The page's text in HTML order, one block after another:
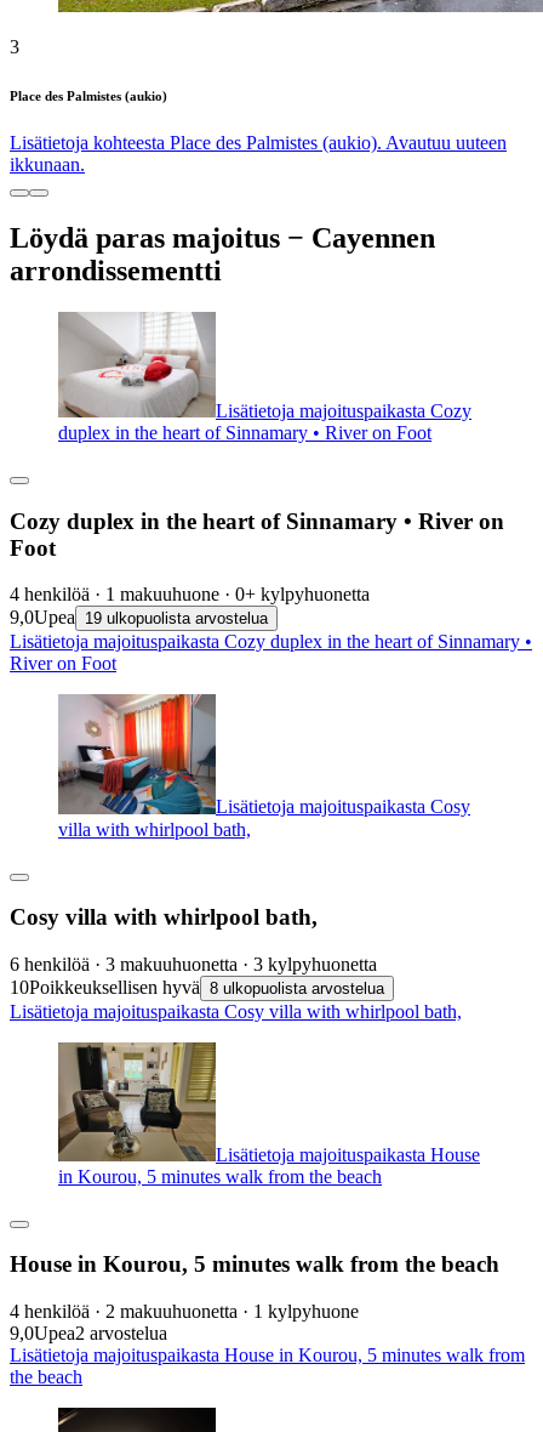
3
Place des Palmistes (aukio)
Lisätietoja kohteesta Place des Palmistes (aukio). Avautuu uuteen
ikkunaan.
Löydä paras majoitus − Cayennen
arrondissementti
Lisätietoja majoituspaikasta Cozy
duplex in the heart of Sinnamary • River on Foot
Cozy duplex in the heart of Sinnamary • River on
Foot
4 henkilöä · 1 makuuhuone · 0+ kylpyhuonetta
9,0Upea 19 ulkopuolista arvostelua
Lisätietoja majoituspaikasta Cozy duplex in the heart of Sinnamary •
River on Foot
Lisätietoja majoituspaikasta Cosy
villa with whirlpool bath,
Cosy villa with whirlpool bath,
6 henkilöä · 3 makuuhuonetta · 3 kylpyhuonetta
10Poikkeuksellisen hyvä 8 ulkopuolista arvostelua
Lisätietoja majoituspaikasta Cosy villa with whirlpool bath,
Lisätietoja majoituspaikasta House
in Kourou, 5 minutes walk from the beach
House in Kourou, 5 minutes walk from the beach
4 henkilöä · 2 makuuhuonetta · 1 kylpyhuone
9,0Upea2 arvostelua
Lisätietoja majoituspaikasta House in Kourou, 5 minutes walk from
the beach